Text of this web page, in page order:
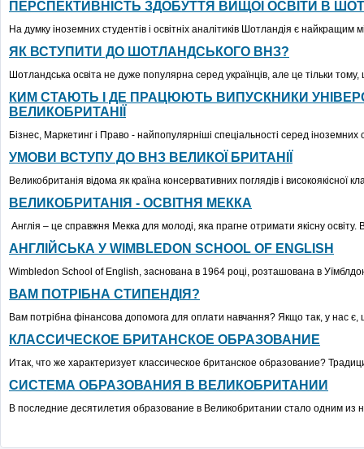
ПЕРСПЕКТИВНІСТЬ ЗДОБУТТЯ ВИЩОЇ ОСВІТИ В
На думку іноземних студентів і освітніх аналітиків Шотландія є найкращим
ЯК ВСТУПИТИ ДО ШОТЛАНДСЬКОГО ВНЗ?
Шотландська освіта не дуже популярна серед українців, але це тільки тому,
КИМ СТАЮТЬ І ДЕ ПРАЦЮЮТЬ ВИПУСКНИКИ
ВЕЛИКОБРИТАНІЇ
Бізнес, Маркетинг і Право - найпопулярніші спеціальності серед іноземних
УМОВИ ВСТУПУ ДО ВНЗ ВЕЛИКОЇ БРИТАНІЇ
Великобританія відома як країна консервативних поглядів і високоякісної
ВЕЛИКОБРИТАНІЯ - ОСВІТНЯ МЕККА
Англія – це справжня Мекка для молоді, яка прагне отримати якісну освіту.
АНГЛІЙСЬКА У WIMBLEDON SCHOOL OF ENGLISH
Wimbledon School of English, заснована в 1964 році, розташована в
ВАМ ПОТРІБНА СТИПЕНДІЯ?
Вам потрібна фінансова допомога для оплати навчання? Якщо так, у нас
КЛАССИЧЕСКОЕ БРИТАНСКОЕ ОБРАЗОВАНИЕ
Итак, что же характеризует классическое британское образование?
СИСТЕМА ОБРАЗОВАНИЯ В ВЕЛИКОБРИТАНИИ
В последние десятилетия образование в Великобритании стало одним из